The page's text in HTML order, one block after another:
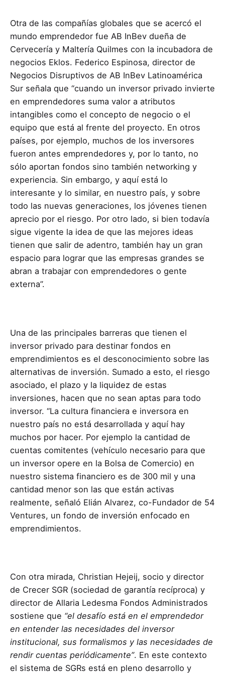
Otra de las compañías globales que se acercó el
mundo emprendedor fue AB InBev dueña de
Cervecería y Maltería Quilmes con la incubadora de
negocios Eklos. Federico Espinosa, director de
Negocios Disruptivos de AB InBev Latinoamérica
Sur señala que “cuando un inversor privado invierte
en emprendedores suma valor a atributos
intangibles como el concepto de negocio o el
equipo que está al frente del proyecto. En otros
países, por ejemplo, muchos de los inversores
fueron antes emprendedores y, por lo tanto, no
sólo aportan fondos sino también networking y
experiencia. Sin embargo, y aquí está lo
interesante y lo similar, en nuestro país, y sobre
todo las nuevas generaciones, los jóvenes tienen
aprecio por el riesgo. Por otro lado, si bien todavía
sigue vigente la idea de que las mejores ideas
tienen que salir de adentro, también hay un gran
espacio para lograr que las empresas grandes se
abran a trabajar con emprendedores o gente
externa”.
Una de las principales barreras que tienen el
inversor privado para destinar fondos en
emprendimientos es el desconocimiento sobre las
alternativas de inversión. Sumado a esto, el riesgo
asociado, el plazo y la liquidez de estas
inversiones, hacen que no sean aptas para todo
inversor. “La cultura financiera e inversora en
nuestro país no está desarrollada y aquí hay
muchos por hacer. Por ejemplo la cantidad de
cuentas comitentes (vehículo necesario para que
un inversor opere en la Bolsa de Comercio) en
nuestro sistema financiero es de 300 mil y una
cantidad menor son las que están activas
realmente, señaló Elián Alvarez, co-Fundador de 54
Ventures, un fondo de inversión enfocado en
emprendimientos.
Con otra mirada, Christian Hejeij, socio y director
de Crecer SGR (sociedad de garantía recíproca) y
director de Allaria Ledesma Fondos Administrados
sostiene que “el desafío está en el emprendedor
en entender las necesidades del inversor
institucional, sus formalismos y las necesidades de
rendir cuentas periódicamente”. En este contexto
el sistema de SGRs está en pleno desarrollo y